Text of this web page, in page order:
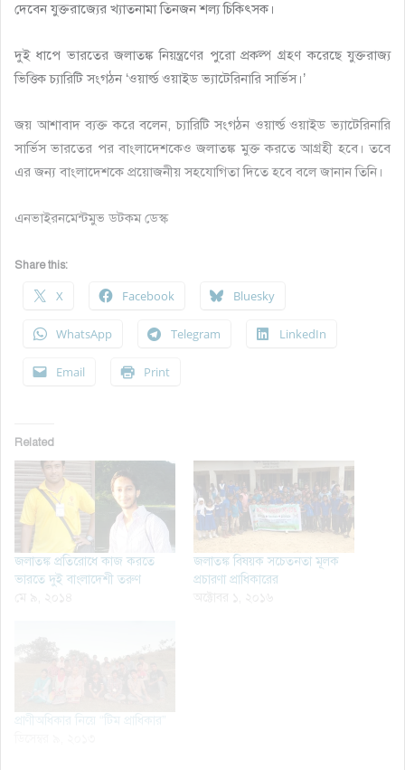
দেবেন যুক্তরাজ্যের খ্যাতনামা তিনজন শল্য চিকিৎসক।
দুই ধাপে ভারতের জলাতঙ্ক নিয়ন্ত্রণের পুরো প্রকল্প গ্রহণ করেছে যুক্তরাজ্য
ভিত্তিক চ্যারিটি সংগঠন ‘ওয়ার্ল্ড ওয়াইড ভ্যাটেরিনারি সার্ভিস।’
জয় আশাবাদ ব্যক্ত করে বলেন, চ্যারিটি সংগঠন ওয়ার্ল্ড ওয়াইড ভ্যাটেরিনারি
সার্ভিস ভারতের পর বাংলাদেশকেও জলাতঙ্ক মুক্ত করতে আগ্রহী হবে। তবে
এর জন্য বাংলাদেশকে প্রয়োজনীয় সহযোগিতা দিতে হবে বলে জানান তিনি।
এনভাইরনমেন্টমুভ ডটকম ডেস্ক
Share this:
X Facebook Bluesky
WhatsApp Telegram LinkedIn
Email Print
Related
জলাতঙ্ক প্রতিরোধে কাজ করতে
ভারতে দুই বাংলাদেশী তরুণ
জলাতঙ্ক বিষয়ক সচেতনতা মূলক
প্রচারণা প্রাধিকারের